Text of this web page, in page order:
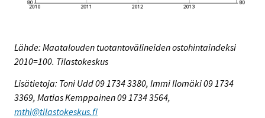
Lähde: Maatalouden tuotantovälineiden ostohintaindeksi
2010=100. Tilastokeskus
Lisätietoja: Toni Udd 09 1734 3380, Immi Ilomäki 09 1734
3369, Matias Kemppainen 09 1734 3564,
mthi@tilastokeskus.fi